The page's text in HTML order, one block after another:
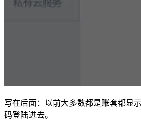
写在后面：以前大多数都是账套都显
码登陆进去。